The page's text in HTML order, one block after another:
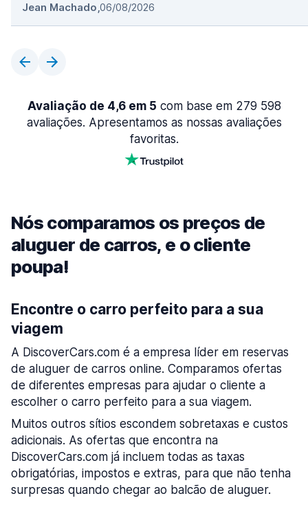
Jean Machado,06/08/2026
Avaliação de 4,6 em 5 com base em 279 598
avaliações. Apresentamos as nossas avaliações
favoritas.
Nós comparamos os preços de
aluguer de carros, e o cliente
poupa!
Encontre o carro perfeito para a sua
viagem
A DiscoverCars.com é a empresa líder em reservas
de aluguer de carros online. Comparamos ofertas
de diferentes empresas para ajudar o cliente a
escolher o carro perfeito para a sua viagem.
Muitos outros sítios escondem sobretaxas e custos
adicionais. As ofertas que encontra na
DiscoverCars.com já incluem todas as taxas
obrigatórias, impostos e extras, para que não tenha
surpresas quando chegar ao balcão de aluguer.